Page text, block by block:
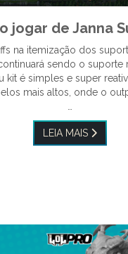
jogar de Janna
na itemização dos
sendo o suporte
kit é simples e super
mais altos, onde o
LEIA MAIS